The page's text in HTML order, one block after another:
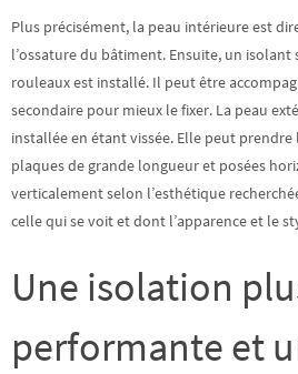
Plus précisément, la peau intérieure est
l’ossature du bâtiment. Ensuite, un isolant
rouleaux est installé. Il peut être
secondaire pour mieux le fixer. La peau
installée en étant vissée. Elle peut
plaques de grande longueur et posées
verticalement selon l’esthétique
celle qui se voit et dont l’apparence et le
Une isolation
performante et